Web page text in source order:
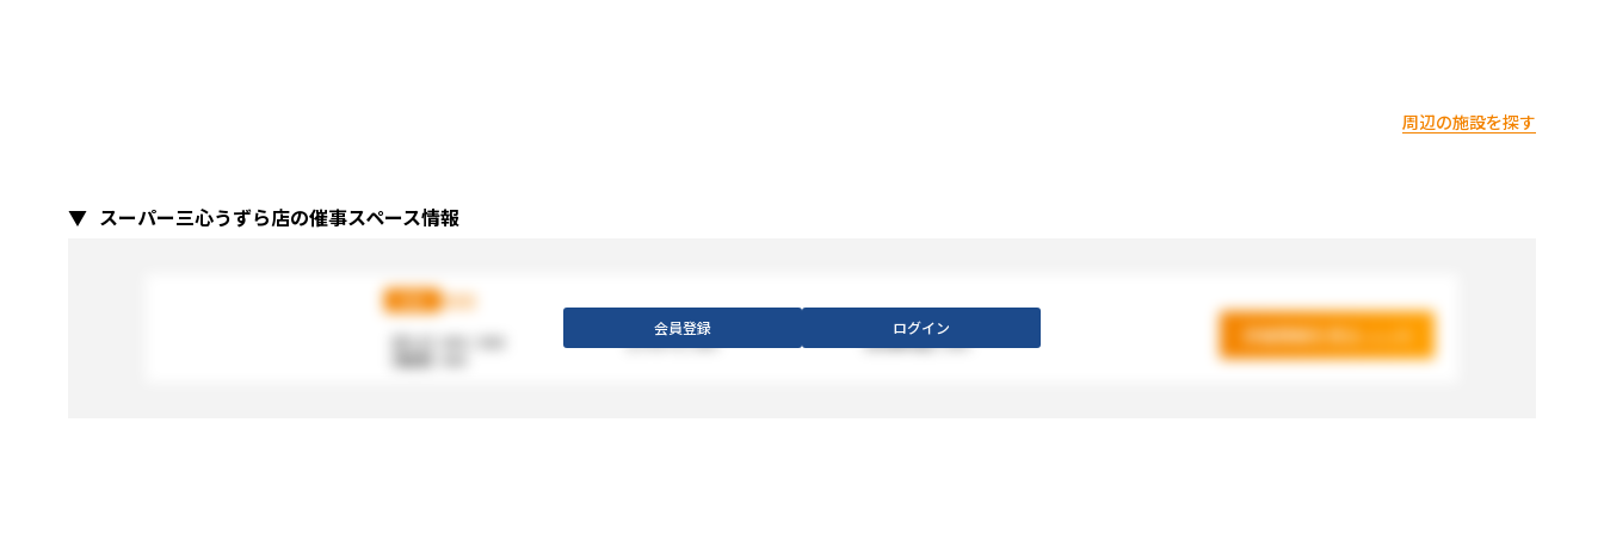
周辺の施設を探す
スーパー三心うずら店の催事スペース情報
XXX XXX
【広さ】 【フロア】XXX 【利用料金】 詳細情報を見る
会員登録 ログイン